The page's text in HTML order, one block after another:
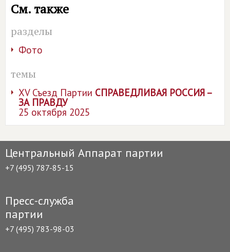
См. также
разделы
Фото
темы
XV Съезд Партии СПРАВЕДЛИВАЯ РОССИЯ –
ЗА ПРАВДУ
25 октября 2025
Центральный Аппарат партии
+7 (495) 787-85-15
Пресс-служба
партии
+7 (495) 783-98-03